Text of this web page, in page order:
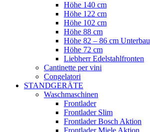
Höhe 140 cm
Höhe 122 cm
Höhe 102 cm
Höhe 88 cm
Höhe 82 – 86 cm Unterbau
Höhe 72 cm
Liebherr Edelstahlfronten
Cantinette per vini
Congelatori
STANDGERÄTE
Waschmaschinen
Frontlader
Frontlader Slim
Frontlader Bosch Aktion
Frontlader Miele Aktion